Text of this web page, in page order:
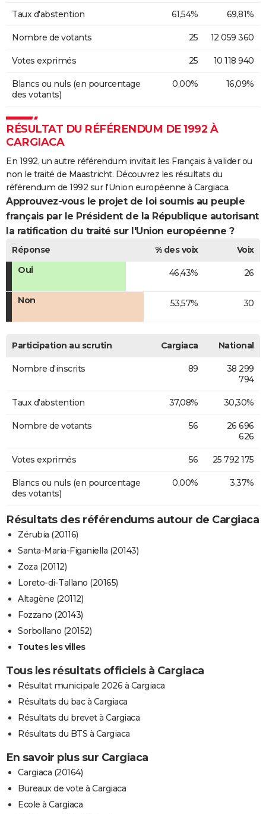
Taux d'abstention 61,54% 69,81%
Nombre de votants 25 12 059 360
Votes exprimés 25 10 118 940
Blancs ou nuls (en pourcentage
des votants)
0,00% 16,09%
RÉSULTAT DU RÉFÉRENDUM DE 1992 À
CARGIACA
En 1992, un autre référendum invitait les Français à valider ou
non le traité de Maastricht. Découvrez les résultats du
référendum de 1992 sur l'Union européenne à Cargiaca.
Approuvez-vous le projet de loi soumis au peuple
français par le Président de la République autorisant
la ratification du traité sur l'Union européenne ?
Réponse % des voix
Voix
Oui
46,43% 26
Non 53,57% 30
Participation au scrutin Cargiaca National
Nombre d'inscrits 89
38 299
794
Taux d'abstention 37,08% 30,30%
Nombre de votants 56
26 696
626
Votes exprimés 56 25 792 175
Blancs ou nuls (en pourcentage
des votants)
0,00% 3,37%
Résultats des référendums autour de Cargiaca
Zérubia (20116)
Santa-Maria-Figaniella (20143)
Zoza (20112)
Loreto-di-Tallano (20165)
Altagène (20112)
Fozzano (20143)
Sorbollano (20152)
Toutes les villes
Tous les résultats officiels à Cargiaca
Résultat municipale 2026 à Cargiaca
Résultats du bac à Cargiaca
Résultats du brevet à Cargiaca
Résultats du BTS à Cargiaca
En savoir plus sur Cargiaca
Cargiaca (20164)
Bureaux de vote à Cargiaca
Ecole à Cargiaca